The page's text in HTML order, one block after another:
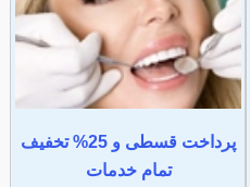
پرداخت قسطی و 25% تخفیف
تمام خدمات